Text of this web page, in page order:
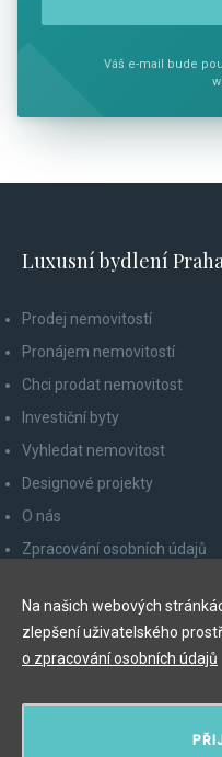
Váš e-mail bude
Luxusní bydlení
Prodej nemovitostí
Pronájem nemovitostí
Chci prodat nemovitost
Investiční byty
Vyhledat nemovitost
Designové projekty
O nás
Zpracování osobních údajů
Odhlášení z newsletteru
Na našich webových
zlepšení uživatelského
o zpracování osobních údajů